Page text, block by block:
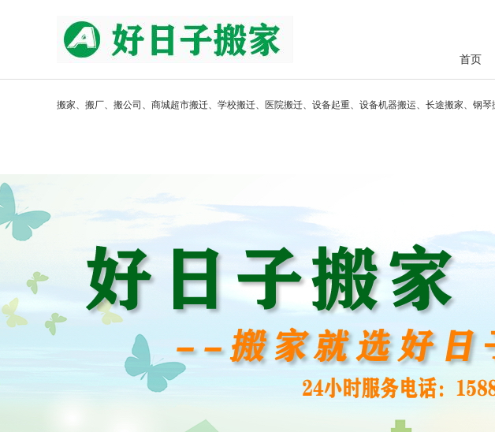
首页
搬家、搬厂、搬公司、商城超市搬迁、学校搬迁、医院搬迁、设备起重、设备机器搬运、长途搬家、钢